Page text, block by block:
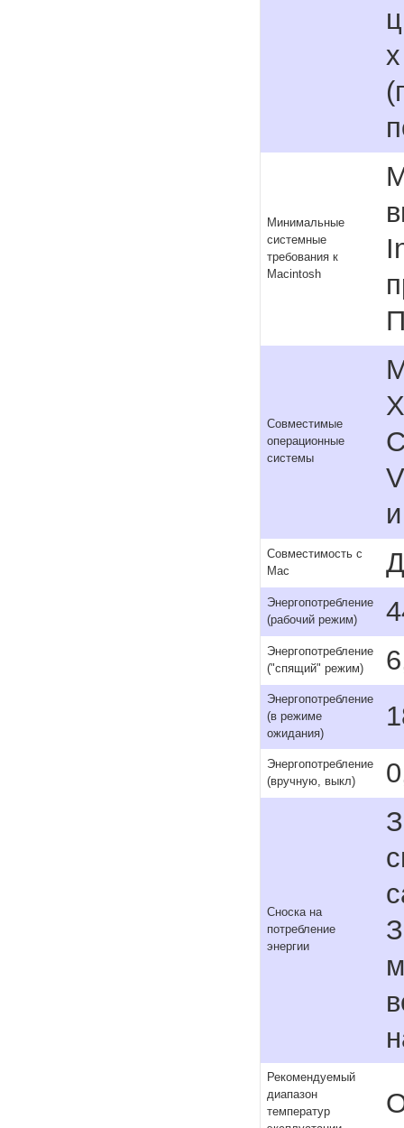
Минимальные
системные
требования к
Macintosh
Совместимые
операционные
системы
Совместимость с
Mac
Энергопотребление
(рабочий режим)
Энергопотребление
("спящий" режим)
Энергопотребление
(в режиме
ожидания)
Энергопотребление
(вручную, выкл)
Сноска на
потребление
энергии
Рекомендуемый
диапазон
температур